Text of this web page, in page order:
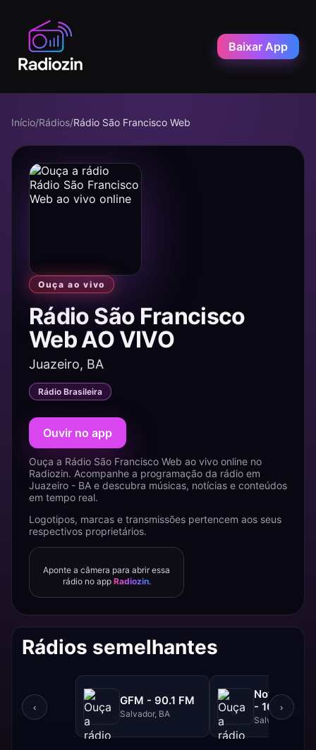
Baixar App
Início/Rádios/Rádio São Francisco Web
Ouça ao vivo
Rádio São Francisco
Web AO VIVO
Juazeiro, BA
Rádio Brasileira
Ouvir no app
Ouça a Rádio São Francisco Web ao vivo online no
Radiozin. Acompanhe a programação da rádio em
Juazeiro - BA e descubra músicas, notícias e conteúdos
em tempo real.
Logotipos, marcas e transmissões pertencem aos seus
respectivos proprietários.
Aponte a câmera para abrir essa
rádio no app Radiozin.
Rádios semelhantes
‹
GFM - 90.1 FM
Salvador, BA
NovaBrasil
- 104.7 FM
Salvador, BA
›